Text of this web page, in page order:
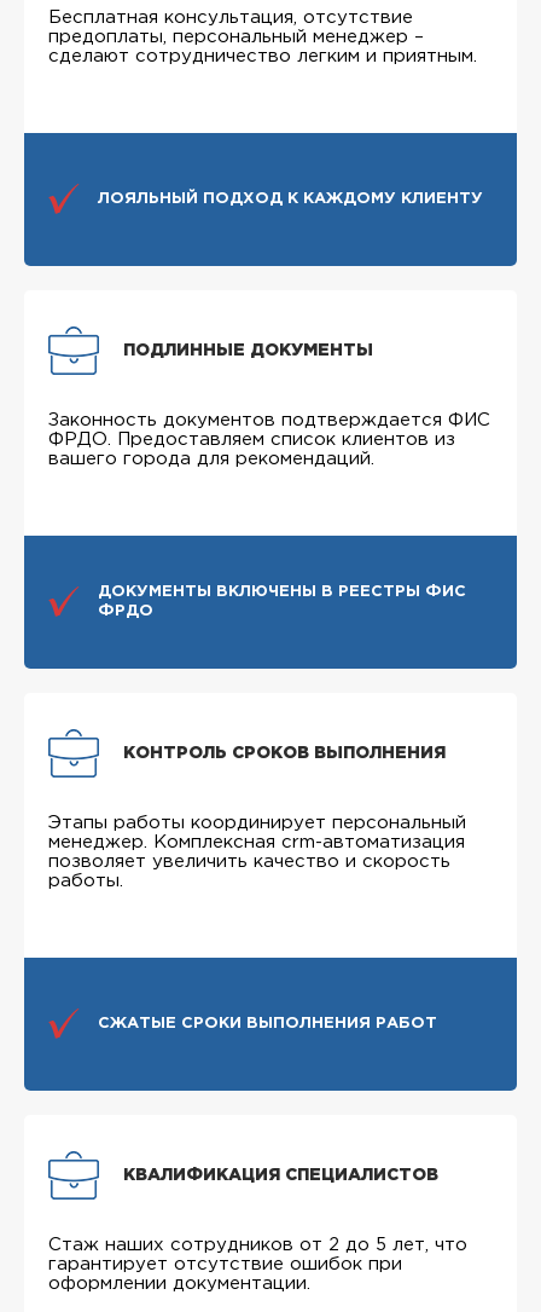
Бесплатная консультация, отсутствие
предоплаты, персональный менеджер –
сделают сотрудничество легким и приятным.
ЛОЯЛЬНЫЙ ПОДХОД К КАЖДОМУ КЛИЕНТУ
ПОДЛИННЫЕ ДОКУМЕНТЫ
Законность документов подтверждается ФИС
ФРДО. Предоставляем список клиентов из
вашего города для рекомендаций.
ДОКУМЕНТЫ ВКЛЮЧЕНЫ В РЕЕСТРЫ ФИС
ФРДО
КОНТРОЛЬ СРОКОВ ВЫПОЛНЕНИЯ
Этапы работы координирует персональный
менеджер. Комплексная crm-автоматизация
позволяет увеличить качество и скорость
работы.
СЖАТЫЕ СРОКИ ВЫПОЛНЕНИЯ РАБОТ
КВАЛИФИКАЦИЯ СПЕЦИАЛИСТОВ
Стаж наших сотрудников от 2 до 5 лет, что
гарантирует отсутствие ошибок при
оформлении документации.